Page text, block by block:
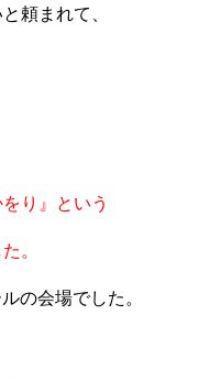
頼まれて、
り』という
。
の会場でした。